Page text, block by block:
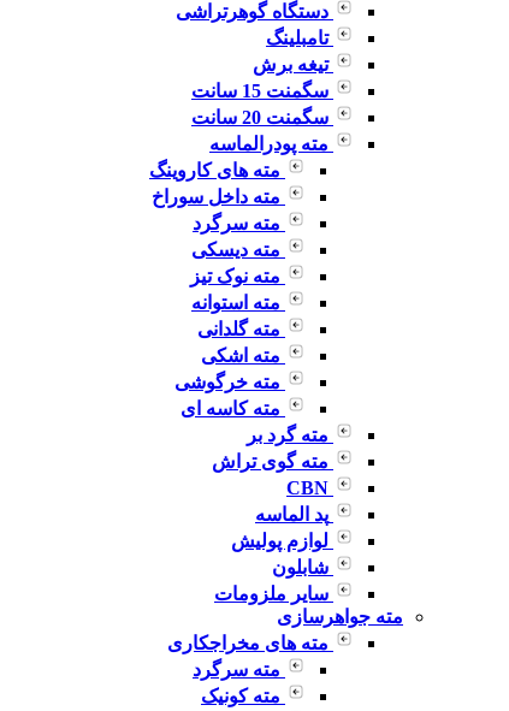
دستگاه گوهرتراشی
تامبلینگ
تیغه برش
سگمنت 15 سانت
سگمنت 20 سانت
مته پودرالماسه
مته های کاروینگ
مته داخل سوراخ
مته سرگرد
مته دیسکی
مته نوک تیز
مته استوانه
مته گلدانی
مته اشکی
مته خرگوشی
مته کاسه ای
مته گرد بر
مته گوی تراش
CBN
پد الماسه
لوازم پولیش
شابلون
سایر ملزومات
مته جواهرسازی
مته های مخراجکاری
مته سرگرد
مته کونیک